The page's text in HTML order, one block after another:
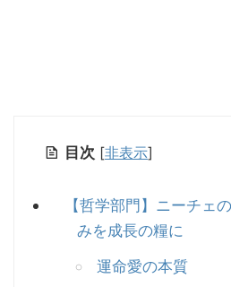
目次 [非表示]
【哲学部門】ニーチェ
みを成長の糧に
運命愛の本質